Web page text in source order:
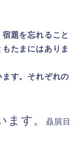
題を忘れること
たまにはありま
す。それぞれの
す。
贔屓目